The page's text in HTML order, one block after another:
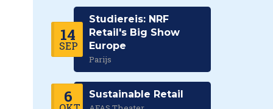
14
SEP
Studiereis: NRF
Retail's Big Show
Europe
Parijs
6 Sustainable Retail